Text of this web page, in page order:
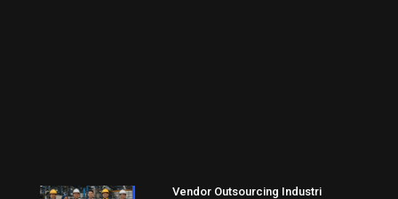
Vendor Outsourcing Industri